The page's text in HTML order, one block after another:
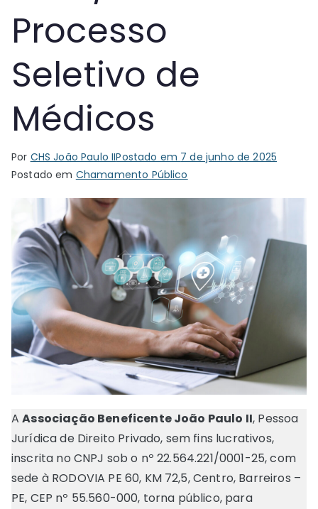
Processo
Seletivo de
Médicos
Por CHS João Paulo IIPostado em 7 de junho de 2025
Postado em Chamamento Público
AAssociação Beneficente João Paulo II, Pessoa
Jurídica de Direito Privado, sem fins lucrativos,
inscrita no CNPJ sob o nº 22.564.221/0001-25, com
sede à RODOVIA PE 60, KM 72,5, Centro, Barreiros –
PE, CEP nº 55.560-000, torna público, para